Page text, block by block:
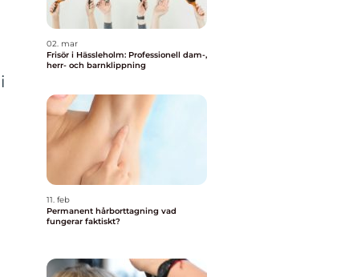
02. mar
Frisör i Hässleholm: Professionell dam-,
herr- och barnklippning
11. feb
Permanent hårborttagning vad
fungerar faktiskt?